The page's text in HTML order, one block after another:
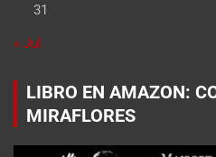
31
« Jul
LIBRO EN AMAZON:
MIRAFLORES